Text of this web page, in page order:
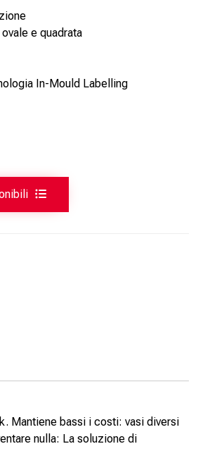
e quadrata
In-Mould Labelling
Mantiene bassi i costi: vasi diversi
nulla: La soluzione di